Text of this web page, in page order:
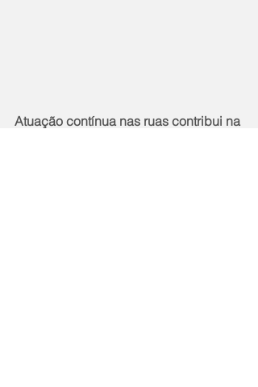
Atuação contínua nas ruas contribui na